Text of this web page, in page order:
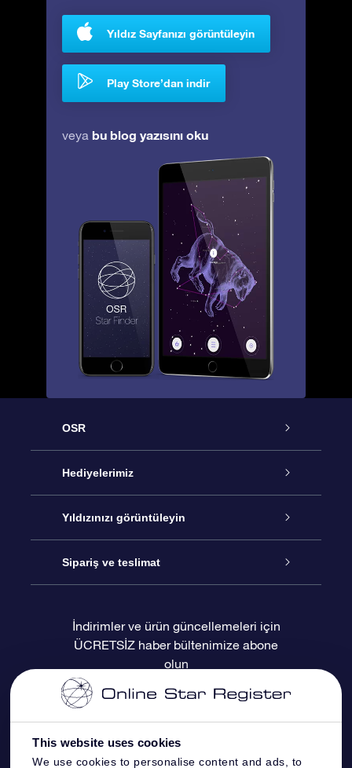
This website uses cookies
We use cookies to personalise content and ads, to
Yıldız Sayfanızı görüntüleyin
Play Store’dan indir
veya bu blog yazısını oku
OSR
Hizmet
İletişim
Blogu
Değerlendirmeler
Hediyelerimiz
Çevrimiçi Yıldız Hediyesi
OSR Hediye Paketi
OSR Hediye Kartı
Kurumsal hediyeler
Yıldızınızı görüntüleyin
Star Register
Kişiselleştirilmiş Yıldız Sayfası
Bir Milyon Yıldız
OSR Starsaver
Sipariş ve teslimat
Ödeme bilgileri
Sevkiyat bilgileri
İade Politikası
İndirimler ve ürün güncellemeleri için
ÜCRETSİZ haber bültenimize abone
olun